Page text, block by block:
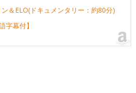
＆ELO(ドキュメンタリー：約80分)
字幕付】